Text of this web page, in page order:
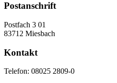
Postanschrift
Postfach 3 01
83712 Miesbach
Kontakt
Telefon: 08025 2809-0